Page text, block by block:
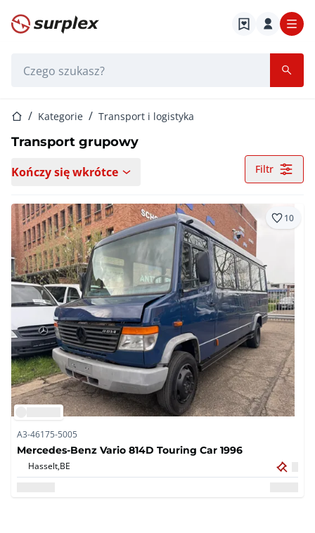
Strona główna
Strona główna
Kategorie Transport i logistyka
Transport grupowy
Kończy się wkrótce Filtr
10
A3-46175-5005
Mercedes-Benz Vario 814D Touring Car 1996
Hasselt,BE